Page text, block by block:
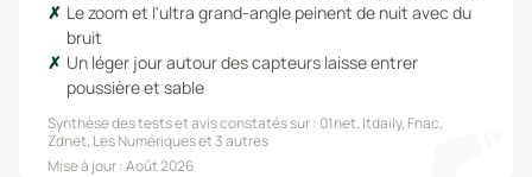
Le zoom et l'ultra grand-angle peinent de nuit avec du
bruit
Un léger jour autour des capteurs laisse entrer
poussière et sable
Synthèse des tests et avis constatés sur : 01net, Itdaily, Fnac,
Zdnet, Les Numériqueset 3 autres
Mise à jour :Août 2026